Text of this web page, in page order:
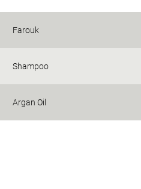
Farouk
Shampoo
Argan Oil